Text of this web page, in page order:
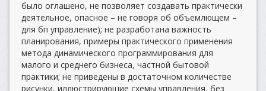
было оглашено, не позволяет создавать практически
деятельное, опасное – не говоря об объемлющем –
для бп управление); не разработана важность
планирования, примеры практического применения
метода динамического программирования для
малого и среднего бизнеса, частной бытовой
практики; не приведены в достаточном количестве
рисунки, иллюстрирующие схемы управления, без